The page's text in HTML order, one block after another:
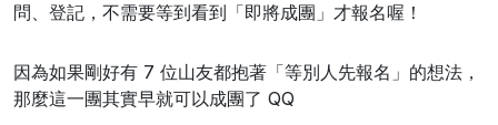
問、登記，不需要等到看到「即將成團」才報名喔！
因為如果剛好有 7 位山友都抱著「等別人先報名」的想法，
那麼這一團其實早就可以成團了 QQ